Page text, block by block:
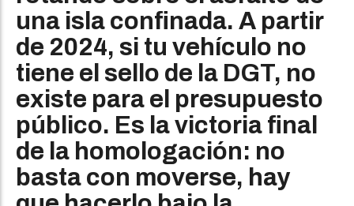
una isla confinada. A partir
de 2024, si tu vehículo no
tiene el sello de la DGT, no
existe para el presupuesto
público. Es la victoria final
de la homologación: no
basta con moverse, hay